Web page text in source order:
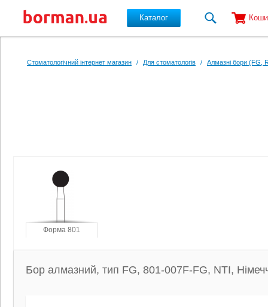
Каталог
Стоматологічний інтернет магазин / Для стоматологів / Алмазні бори (FG,
Форма 801
Бор алмазний, тип FG, 801-007F-FG, NTI,